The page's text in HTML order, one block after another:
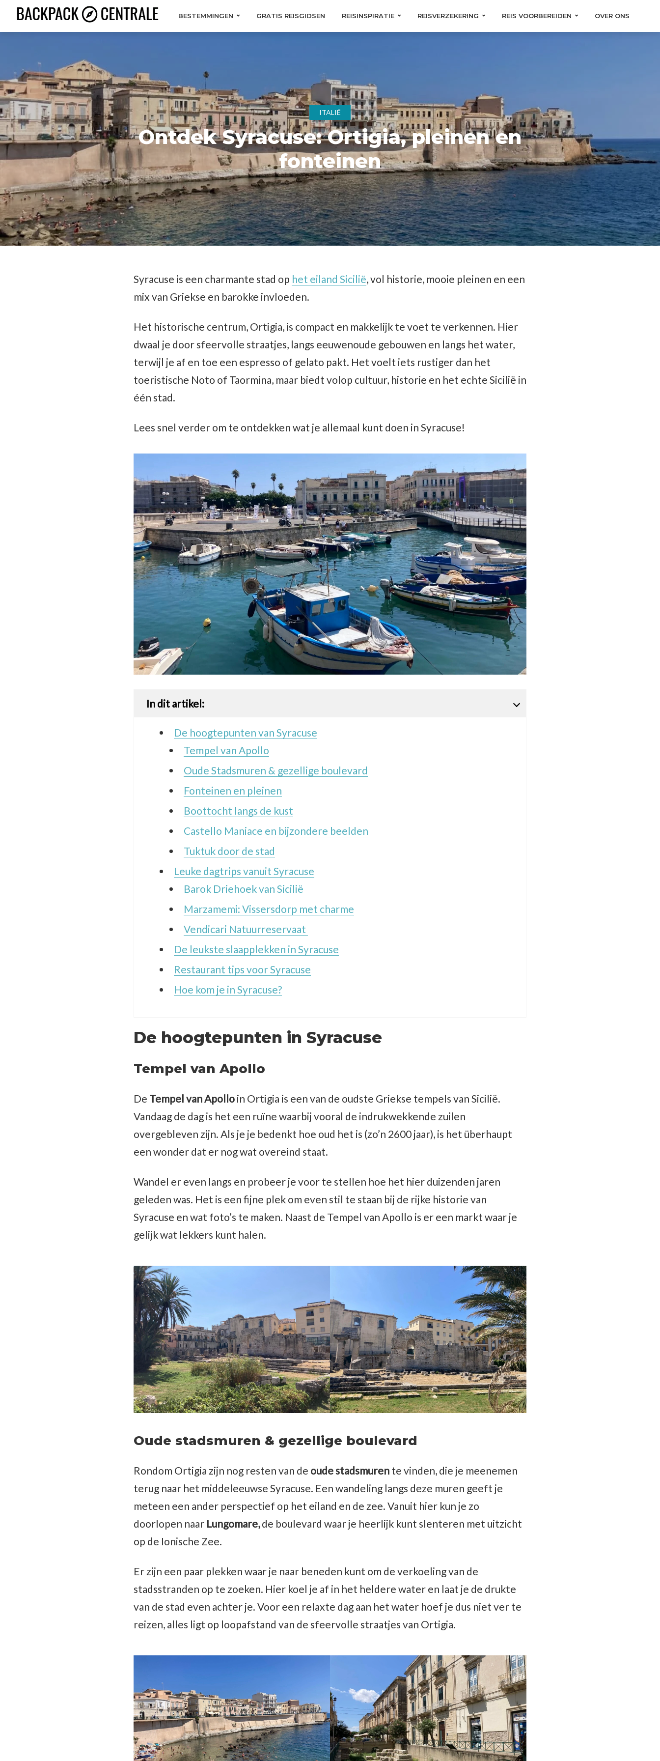
BESTEMMINGEN GRATIS REISGIDSEN REISINSPIRATIE REISVERZEKERING REIS VOORBEREIDEN OVER ONS
ITALIË
Ontdek Syracuse: Ortigia, pleinen en
fonteinen
Syracuse is een charmante stad op het eiland Sicilië, vol historie, mooie pleinen en een
mix van Griekse en barokke invloeden.
Het historische centrum, Ortigia, is compact en makkelijk te voet te verkennen. Hier
dwaal je door sfeervolle straatjes, langs eeuwenoude gebouwen en langs het water,
terwijl je af en toe een espresso of gelato pakt. Het voelt iets rustiger dan het
toeristische Noto of Taormina, maar biedt volop cultuur, historie en het echte Sicilië in
één stad.
Lees snel verder om te ontdekken wat je allemaal kunt doen in Syracuse!
In dit artikel:
De hoogtepunten van Syracuse
Tempel van Apollo
Oude Stadsmuren & gezellige boulevard
Fonteinen en pleinen
Boottocht langs de kust
Castello Maniace en bijzondere beelden
Tuktuk door de stad
Leuke dagtrips vanuit Syracuse
Barok Driehoek van Sicilië
Marzamemi: Vissersdorp met charme
Vendicari Natuurreservaat
De leukste slaapplekken in Syracuse
Restaurant tips voor Syracuse
Hoe kom je in Syracuse?
De hoogtepunten in Syracuse
Tempel van Apollo
De Tempel van Apollo in Ortigia is een van de oudste Griekse tempels van Sicilië.
Vandaag de dag is het een ruïne waarbij vooral de indrukwekkende zuilen
overgebleven zijn. Als je je bedenkt hoe oud het is (zo’n 2600 jaar), is het überhaupt
een wonder dat er nog wat overeind staat.
Wandel er even langs en probeer je voor te stellen hoe het hier duizenden jaren
geleden was. Het is een fijne plek om even stil te staan bij de rijke historie van
Syracuse en wat foto’s te maken. Naast de Tempel van Apollo is er een markt waar je
gelijk wat lekkers kunt halen.
Oude stadsmuren & gezellige boulevard
Rondom Ortigia zijn nog resten van de oude stadsmuren te vinden, die je meenemen
terug naar het middeleeuwse Syracuse. Een wandeling langs deze muren geeft je
meteen een ander perspectief op het eiland en de zee. Vanuit hier kun je zo
doorlopen naar Lungomare,de boulevard waar je heerlijk kunt slenteren met uitzicht
op de Ionische Zee.
Er zijn een paar plekken waar je naar beneden kunt om de verkoeling van de
stadsstranden op te zoeken. Hier koel je af in het heldere water en laat je de drukte
van de stad even achter je. Voor een relaxte dag aan het water hoef je dus niet ver te
reizen, alles ligt op loopafstand van de sfeervolle straatjes van Ortigia.